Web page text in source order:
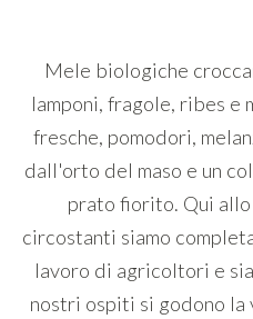
Mele biologiche
lamponi, fragole, ribes e
fresche, pomodori,
dall'orto del maso e un
prato fiorito. Qui
circostanti siamo
lavoro di agricoltori e
nostri ospiti si godono